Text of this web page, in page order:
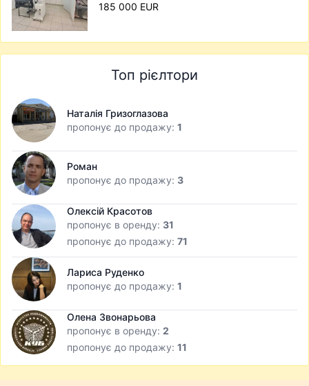
185 000 EUR
Топ рієлтори
Наталія Гризоглазова
пропонує до продажу: 1
Роман
пропонує до продажу: 3
Олексій Красотов
пропонує в оренду: 31
пропонує до продажу: 71
Лариса Руденко
пропонує до продажу: 1
Олена Звонарьова
пропонує в оренду: 2
пропонує до продажу: 11